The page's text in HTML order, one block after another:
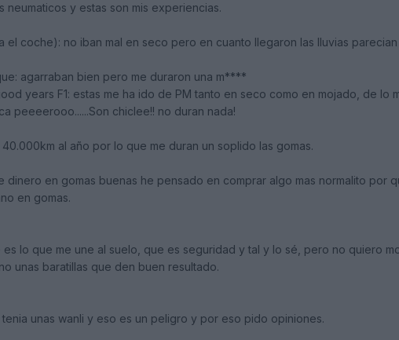
neumaticos y estas son mis experiencias.
el coche): no iban mal en seco pero en cuanto llegaron las lluvias parecian
agarraban bien pero me duraron una m****
years F1: estas me ha ido de PM tanto en seco como en mojado, de lo
peeeerooo......Son chiclee!! no duran nada!
al año por lo que me duran un soplido las gomas.
dinero en gomas buenas he pensado en comprar algo mas normalito por
en gomas.
lo que me une al suelo, que es seguridad y tal y lo sé, pero no quiero
unas baratillas que den buen resultado.
unas wanli y eso es un peligro y por eso pido opiniones.